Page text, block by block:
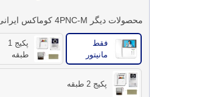
محصولات دیگر 4PNC-M کوماکس ایرانی
فقط
مانیتور
پکیج 1
طبقه
پکیج 2 طبقه